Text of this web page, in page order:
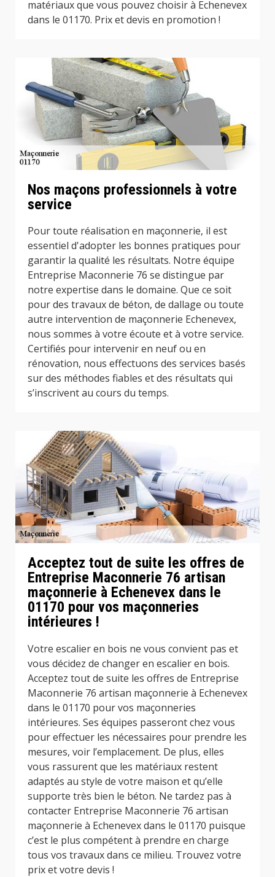
matériaux que vous pouvez choisir à Echenevex
dans le 01170. Prix et devis en promotion !
Nos maçons professionnels à votre
service
Pour toute réalisation en maçonnerie, il est
essentiel d'adopter les bonnes pratiques pour
garantir la qualité les résultats. Notre équipe
Entreprise Maconnerie 76 se distingue par
notre expertise dans le domaine. Que ce soit
pour des travaux de béton, de dallage ou toute
autre intervention de maçonnerie Echenevex,
nous sommes à votre écoute et à votre service.
Certifiés pour intervenir en neuf ou en
rénovation, nous effectuons des services basés
sur des méthodes fiables et des résultats qui
s’inscrivent au cours du temps.
Acceptez tout de suite les offres de
Entreprise Maconnerie 76 artisan
maçonnerie à Echenevex dans le
01170 pour vos maçonneries
intérieures !
Votre escalier en bois ne vous convient pas et
vous décidez de changer en escalier en bois.
Acceptez tout de suite les offres de Entreprise
Maconnerie 76 artisan maçonnerie à Echenevex
dans le 01170 pour vos maçonneries
intérieures. Ses équipes passeront chez vous
pour effectuer les nécessaires pour prendre les
mesures, voir l’emplacement. De plus, elles
vous rassurent que les matériaux restent
adaptés au style de votre maison et qu’elle
supporte très bien le béton. Ne tardez pas à
contacter Entreprise Maconnerie 76 artisan
maçonnerie à Echenevex dans le 01170 puisque
c’est le plus compétent à prendre en charge
tous vos travaux dans ce milieu. Trouvez votre
prix et votre devis !